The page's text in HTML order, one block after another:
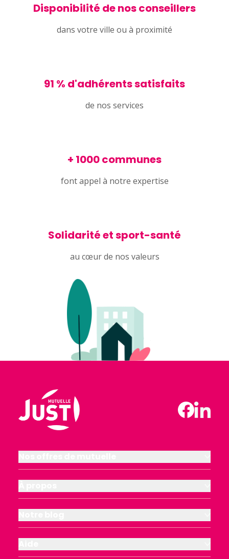
Disponibilité de nos conseillers
dans votre ville ou à proximité
91 % d'adhérents satisfaits
de nos services
+ 1000 communes
font appel à notre expertise
Solidarité et sport-santé
au cœur de nos valeurs